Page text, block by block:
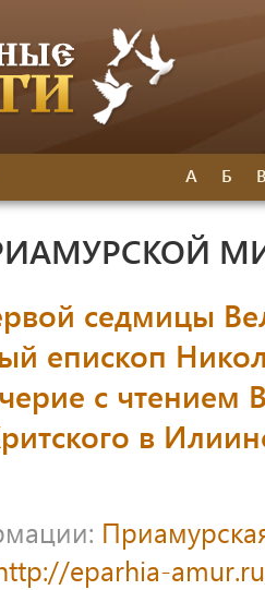
А Б
седмицы
епископ
с чтением
в
eparhia-